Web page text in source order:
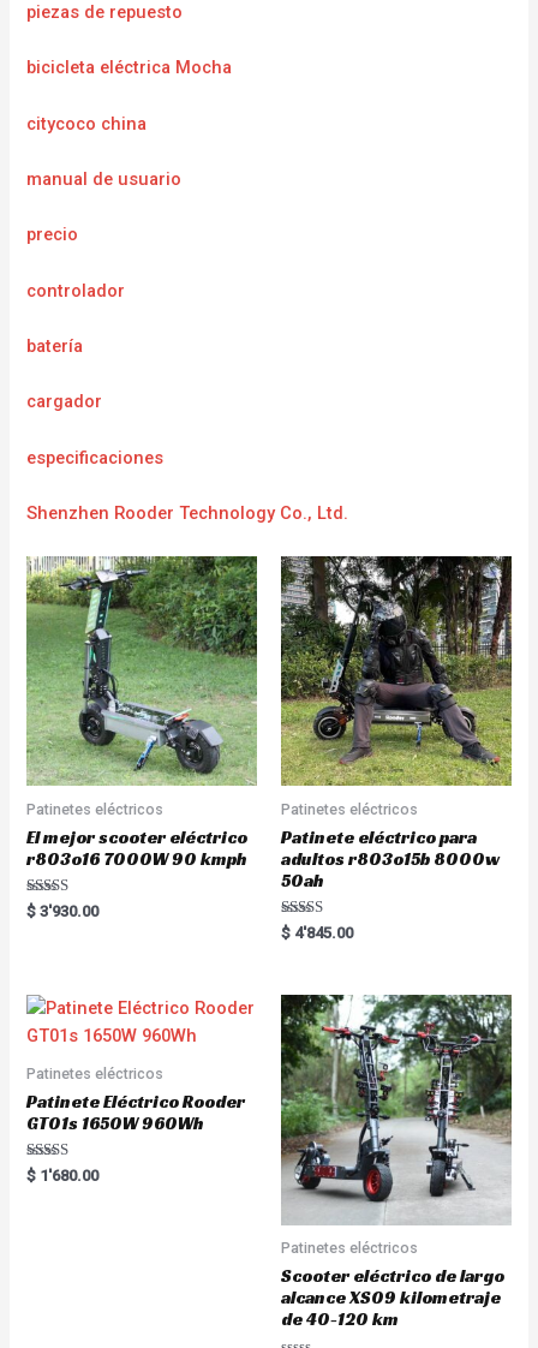
piezas de repuesto
bicicleta eléctrica Mocha
citycoco china
manual de usuario
precio
controlador
batería
cargador
especificaciones
Shenzhen Rooder Technology Co., Ltd.
Patinetes eléctricos
El mejor scooter eléctrico
r803o16 7000W 90 kmph
Rated
5.00
$ 3'930.00
Patinetes eléctricos
Patinete eléctrico para
adultos r803o15b 8000w
50ah
Rated
5.00
$ 4'845.00
Patinetes eléctricos
Patinete Eléctrico Rooder
GT01s 1650W 960Wh
Rated
5.00
$ 1'680.00
Patinetes eléctricos
Scooter eléctrico de largo
alcance XS09 kilometraje
de 40-120 km